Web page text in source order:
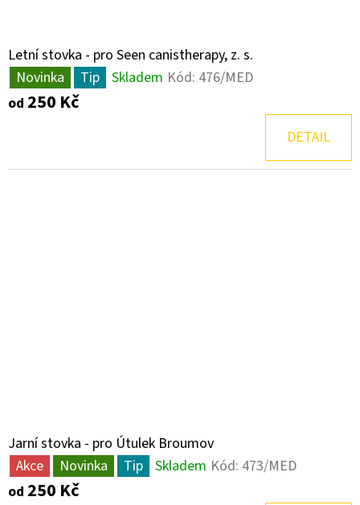
Letní stovka - pro Seen canistherapy, z. s.
Novinka
Tip Skladem Kód: 476/MED
od 250 Kč
DETAIL
Jarní stovka - pro Útulek Broumov
Akce
Novinka Tip Skladem Kód: 473/MED
od 250 Kč
O
P
O
Č
250
Kč